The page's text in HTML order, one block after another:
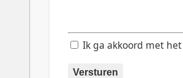
Ik ga akkoord met
Versturen